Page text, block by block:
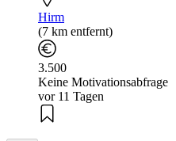
Hirm
(7 km entfernt)
3.500
Keine Motivationsabfrage
vor 11 Tagen